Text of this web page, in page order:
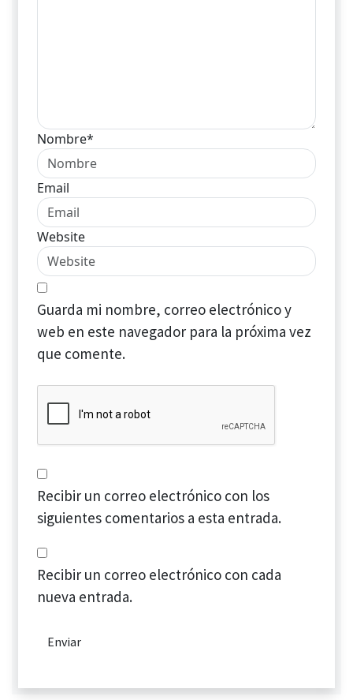
Nombre*
Email
Website
Guarda mi nombre, correo electrónico y
web en este navegador para la próxima vez
que comente.
Recibir un correo electrónico con los
siguientes comentarios a esta entrada.
Recibir un correo electrónico con cada
nueva entrada.